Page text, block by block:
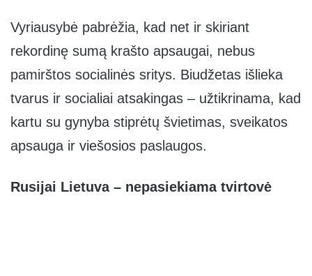
Vyriausybė pabrėžia, kad net ir skiriant
rekordinę sumą krašto apsaugai, nebus
pamirštos socialinės sritys. Biudžetas išlieka
tvarus ir socialiai atsakingas – užtikrinama, kad
kartu su gynyba stiprėtų švietimas, sveikatos
apsauga ir viešosios paslaugos.
Rusijai Lietuva – nepasiekiama tvirtovė